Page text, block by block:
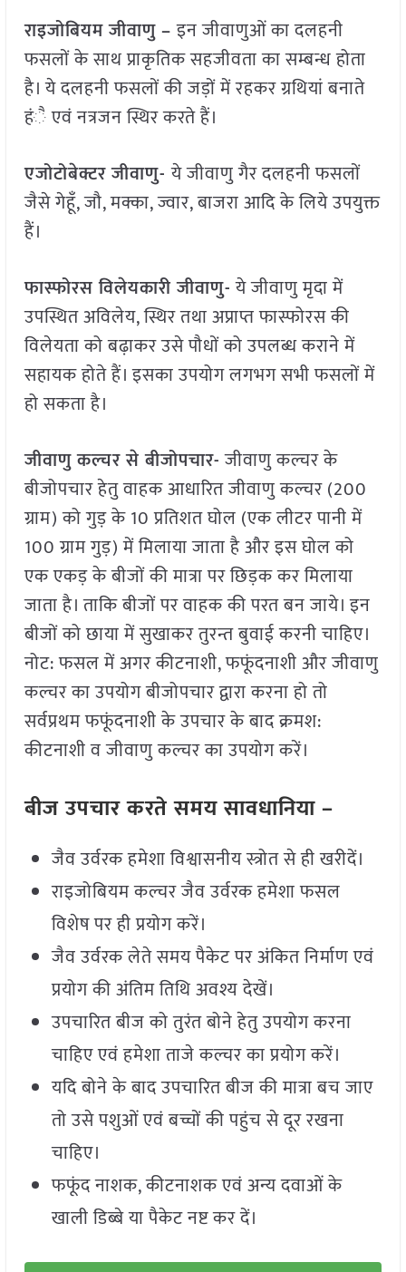
राइजोबियम जीवाणु –इन जीवाणुओं का दलहनी
फसलों के साथ प्राकृतिक सहजीवता का सम्बन्ध होता
है। ये दलहनी फसलों की जड़ों में रहकर ग्रथियां बनाते
हंै एवं नत्रजन स्थिर करते हैं।
एजोटोबेक्टर जीवाणु-ये जीवाणु गैर दलहनी फसलों
जैसे गेहूँ, जौ, मक्का, ज्वार, बाजरा आदि के लिये उपयुक्त
हैं।
फास्फोरस विलेयकारी जीवाणु-ये जीवाणु मृदा में
उपस्थित अविलेय, स्थिर तथा अप्राप्त फास्फोरस की
विलेयता को बढ़ाकर उसे पौधों को उपलब्ध कराने में
सहायक होते हैं। इसका उपयोग लगभग सभी फसलों में
हो सकता है।
जीवाणु कल्चर से बीजोपचार-जीवाणु कल्चर के
बीजोपचार हेतु वाहक आधारित जीवाणु कल्चर (200
ग्राम) को गुड़ के 10 प्रतिशत घोल (एक लीटर पानी में
100 ग्राम गुड़) में मिलाया जाता है और इस घोल को
एक एकड़ के बीजों की मात्रा पर छिड़क कर मिलाया
जाता है। ताकि बीजों पर वाहक की परत बन जाये। इन
बीजों को छाया में सुखाकर तुरन्त बुवाई करनी चाहिए।
नोट: फसल में अगर कीटनाशी, फफूंदनाशी और जीवाणु
कल्चर का उपयोग बीजोपचार द्वारा करना हो तो
सर्वप्रथम फफूंदनाशी के उपचार के बाद क्रमश:
कीटनाशी व जीवाणु कल्चर का उपयोग करें।
बीज उपचार करते समय सावधानिया –
जैव उर्वरक हमेशा विश्वासनीय स्त्रोत से ही खरीदें।
राइजोबियम कल्चर जैव उर्वरक हमेशा फसल
विशेष पर ही प्रयोग करें।
जैव उर्वरक लेते समय पैकेट पर अंकित निर्माण एवं
प्रयोग की अंतिम तिथि अवश्य देखें।
उपचारित बीज को तुरंत बोने हेतु उपयोग करना
चाहिए एवं हमेशा ताजे कल्चर का प्रयोग करें।
यदि बोने के बाद उपचारित बीज की मात्रा बच जाए
तो उसे पशुओं एवं बच्चों की पहुंच से दूर रखना
चाहिए।
फफूंद नाशक, कीटनाशक एवं अन्य दवाओं के
खाली डिब्बे या पैकेट नष्ट कर दें।